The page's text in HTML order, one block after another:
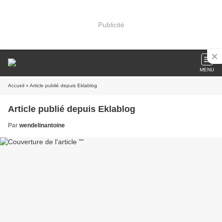
Publicité
MENU
Accueil » Article publié depuis Eklablog
Article publié depuis Eklablog
Par wendelinantoine